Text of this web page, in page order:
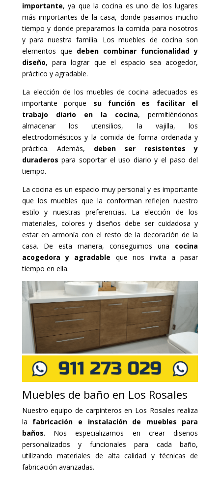
importante, ya que la cocina es uno de los lugares
más importantes de la casa, donde pasamos mucho
tiempo y donde preparamos la comida para nosotros
y para nuestra familia. Los muebles de cocina son
elementos que deben combinar funcionalidad y
diseño, para lograr que el espacio sea acogedor,
práctico y agradable.
La elección de los muebles de cocina adecuados es
importante porque su función es facilitar el
trabajo diario en la cocina, permitiéndonos
almacenar los utensilios, la vajilla, los
electrodomésticos y la comida de forma ordenada y
práctica. Además, deben ser resistentes y
duraderos para soportar el uso diario y el paso del
tiempo.
La cocina es un espacio muy personal y es importante
que los muebles que la conforman reflejen nuestro
estilo y nuestras preferencias. La elección de los
materiales, colores y diseños debe ser cuidadosa y
estar en armonía con el resto de la decoración de la
casa. De esta manera, conseguimos una cocina
acogedora y agradable que nos invita a pasar
tiempo en ella.
Muebles de baño en Los Rosales
Nuestro equipo de carpinteros en Los Rosales realiza
la fabricación e instalación de muebles para
baños. Nos especializamos en crear diseños
personalizados y funcionales para cada baño,
utilizando materiales de alta calidad y técnicas de
fabricación avanzadas.